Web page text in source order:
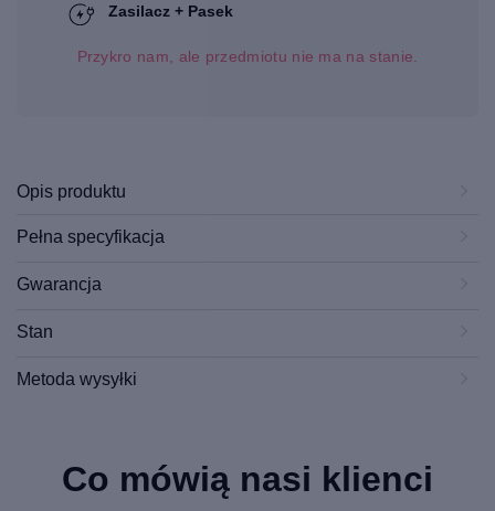
Zasilacz + Pasek
Przykro nam, ale przedmiotu nie ma na stanie.
Opis produktu
Pełna specyfikacja
Gwarancja
Stan
Metoda wysyłki
Co mówią nasi klienci